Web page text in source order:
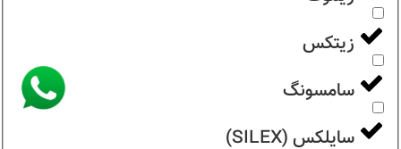
زیتکس
سامسونگ
سایلکس (SILEX)